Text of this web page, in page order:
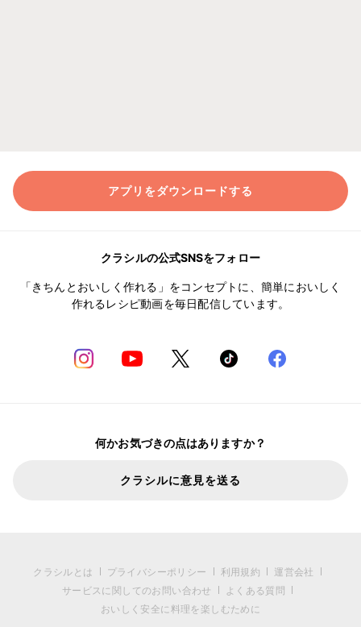
アプリをダウンロードする
クラシルの公式SNSをフォロー
「きちんとおいしく作れる」をコンセプトに、簡単においしく
作れるレシピ動画を毎日配信しています。
何かお気づきの点はありますか？
クラシルに意見を送る
クラシルとは プライバシーポリシー 利用規約
運営会社
サービスに関してのお問い合わせ
よくある質問
おいしく安全に料理を楽しむために